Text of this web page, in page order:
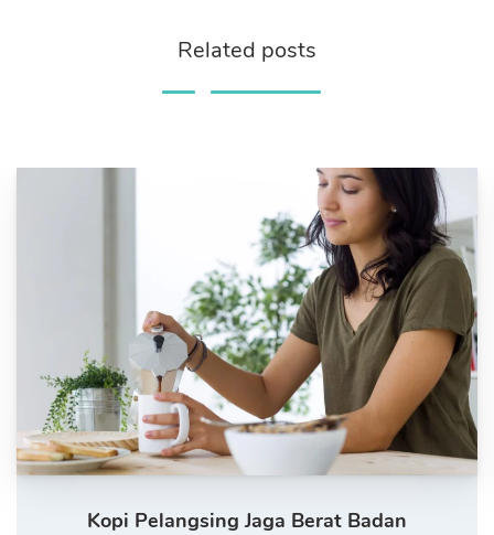
Related posts
Kopi Pelangsing Jaga Berat Badan